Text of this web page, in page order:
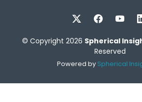
© Copyright 2026 Spherical
Reserved
Powered by Spherical